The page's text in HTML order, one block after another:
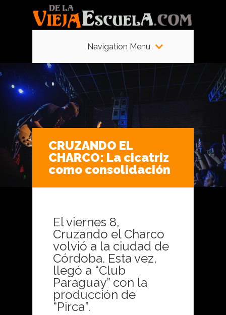
Navigation Menu
CRUZANDO EL
CHARCO: La cicatriz
como consolidación
El viernes 8,
Cruzando el Charco
volvió a la ciudad de
Córdoba. Esta vez,
llegó a “Club
Paraguay” con la
producción de
“Pirca”.